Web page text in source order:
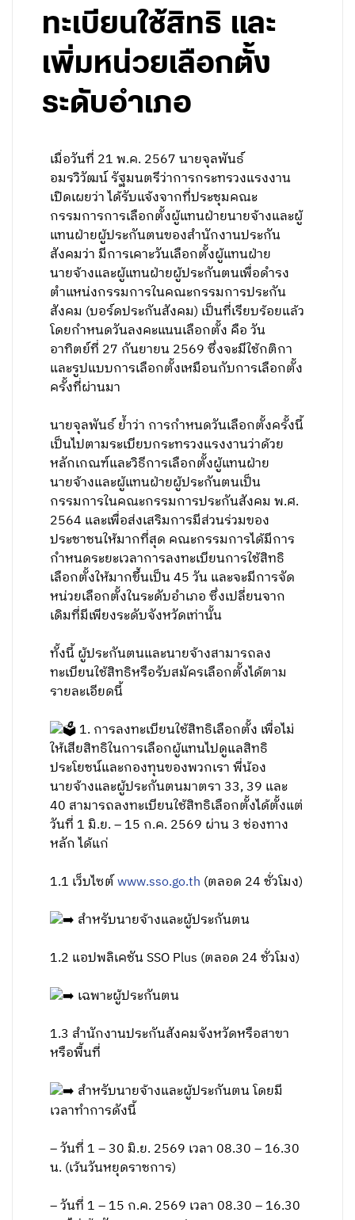
ทะเบียนใช้สิทธิ และ
เพิ่มหน่วยเลือกตั้ง
ระดับอำเภอ
เมื่อวันที่ 21 พ.ค. 2567 นายจุลพันธ์
อมรวิวัฒน์ รัฐมนตรีว่าการกระทรวงแรงงาน
เปิดเผยว่า ได้รับแจ้งจากที่ประชุมคณะ
กรรมการการเลือกตั้งผู้แทนฝ่ายนายจ้างและผู้
แทนฝ่ายผู้ประกันตนของสำนักงานประกัน
สังคมว่า มีการเคาะวันเลือกตั้งผู้แทนฝ่าย
นายจ้างและผู้แทนฝ่ายผู้ประกันตนเพื่อดำรง
ตำแหน่งกรรมการในคณะกรรมการประกัน
สังคม (บอร์ดประกันสังคม) เป็นที่เรียบร้อยแล้ว
โดยกำหนดวันลงคะแนนเลือกตั้ง คือ วัน
อาทิตย์ที่ 27 กันยายน 2569 ซึ่งจะมีใช้กติกา
และรูปแบบการเลือกตั้งเหมือนกับการเลือกตั้ง
ครั้งที่ผ่านมา
นายจุลพันธ์ ย้ำว่า การกำหนดวันเลือกตั้งครั้งนี้
เป็นไปตามระเบียบกระทรวงแรงงานว่าด้วย
หลักเกณฑ์และวิธีการเลือกตั้งผู้แทนฝ่าย
นายจ้างและผู้แทนฝ่ายผู้ประกันตนเป็น
กรรมการในคณะกรรมการประกันสังคม พ.ศ.
2564 และเพื่อส่งเสริมการมีส่วนร่วมของ
ประชาชนให้มากที่สุด คณะกรรมการได้มีการ
กำหนดระยะเวลาการลงทะเบียนการใช้สิทธิ
เลือกตั้งให้มากขึ้นเป็น 45 วัน และจะมีการจัด
หน่วยเลือกตั้งในระดับอำเภอ ซึ่งเปลี่ยนจาก
เดิมที่มีเพียงระดับจังหวัดเท่านั้น
ทั้งนี้ ผู้ประกันตนและนายจ้างสามารถลง
ทะเบียนใช้สิทธิหรือรับสมัครเลือกตั้งได้ตาม
รายละเอียดนี้
1. การลงทะเบียนใช้สิทธิเลือกตั้ง เพื่อไม่
ให้เสียสิทธิในการเลือกผู้แทนไปดูแลสิทธิ
ประโยชน์และกองทุนของพวกเรา พี่น้อง
นายจ้างและผู้ประกันตนมาตรา 33, 39 และ
40 สามารถลงทะเบียนใช้สิทธิเลือกตั้งได้ตั้งแต่
วันที่ 1 มิ.ย. – 15 ก.ค. 2569 ผ่าน 3 ช่องทาง
หลัก ได้แก่
1.1 เว็บไซต์www.sso.go.th (ตลอด 24 ชั่วโมง)
สำหรับนายจ้างและผู้ประกันตน
1.2 แอปพลิเคชัน SSO Plus (ตลอด 24 ชั่วโมง)
เฉพาะผู้ประกันตน
1.3 สำนักงานประกันสังคมจังหวัดหรือสาขา
หรือพื้นที่
สำหรับนายจ้างและผู้ประกันตน โดยมี
เวลาทำการดังนี้
– วันที่ 1 – 30 มิ.ย. 2569 เวลา 08.30 – 16.30
น. (เว้นวันหยุดราชการ)
– วันที่ 1 – 15 ก.ค. 2569 เวลา 08.30 – 16.30